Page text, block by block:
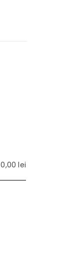
0,00lei